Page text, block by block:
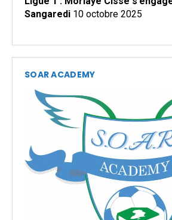
Sangaredi 10 octobre 2025
SOAR ACADEMY